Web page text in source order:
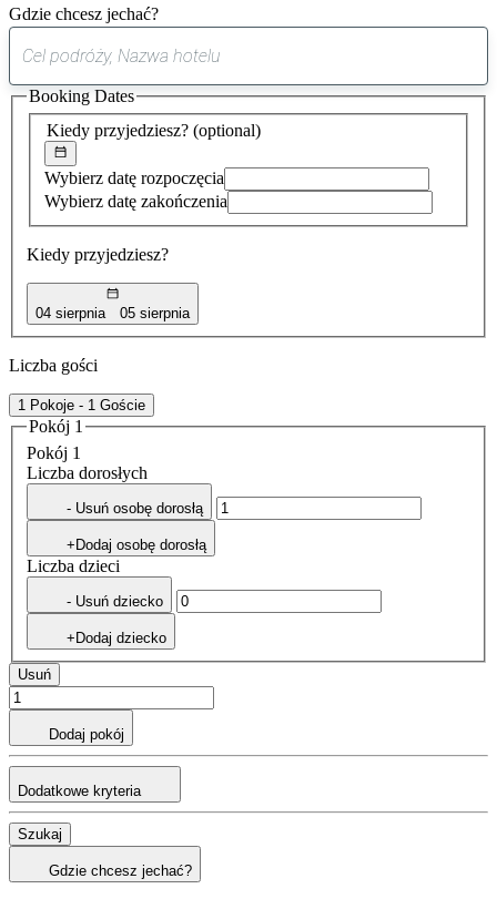
Gdzie chcesz jechać?
sugestia
została
znaleziona
Kiedy przyjedziesz? (optional)
Wybierz datę rozpoczęcia
Wybierz datę zakończenia
Kiedy przyjedziesz?
04 sierpnia 05 sierpnia
Booking Dates
Liczba gości
1 Pokoje - 1 Goście
Pokój 1
Pokój 1
Liczba dorosłych
- Usuń osobę dorosłą
+Dodaj osobę dorosłą
Liczba dzieci
- Usuń dziecko
+Dodaj dziecko
Usuń
Dodaj pokój
Dodatkowe kryteria
Szukaj
Gdzie chcesz jechać?